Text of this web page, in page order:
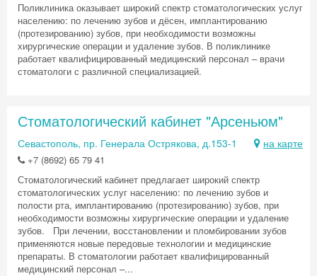
Поликлиника оказывает широкий спектр стоматологических услуг
населению: по лечению зубов и дёсен, имплантированию
(протезированию) зубов, при необходимости возможны
хирургические операции и удаление зубов. В поликлинике
работает квалифицированный медицинский персонал – врачи
стоматологи с различной специализацией.
Стоматологический кабинет "Арсеньюм"
Севастополь, пр. Генерала Острякова, д.153-1 на карте
+7 (8692) 65 79 41
Стоматологический кабинет предлагает широкий спектр
стоматологических услуг населению: по лечению зубов и
полости рта, имплантированию (протезированию) зубов, при
необходимости возможны хирургические операции и удаление
зубов. При лечении, восстановлении и пломбировании зубов
применяются новые передовые технологии и медицинские
препараты. В стоматологии работает квалифицированный
медицинский персонал –...
Скидка −5%
Хочешь дешевле? Оставь почту и получи
промокод на первое бронирование!
Получить промокод